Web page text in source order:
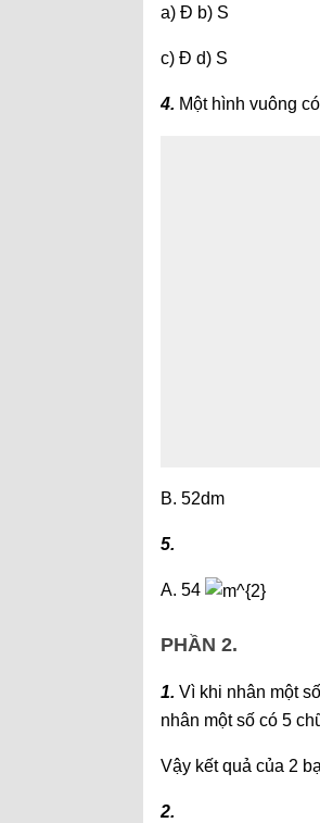
a) Đ b) S
c) Đ d) S
4. Một hình vuông
B. 52dm
5.
A. 54
PHẦN 2.
1. Vì khi nhân một
nhân một số có 5
Vậy kết quả của 2
2.